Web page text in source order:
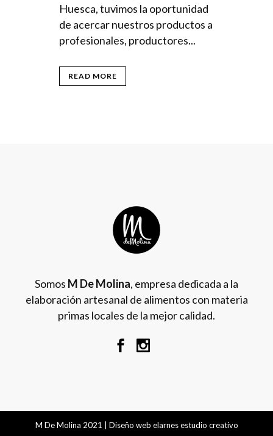
Huesca, tuvimos la oportunidad
de acercar nuestros productos a
profesionales, productores...
READ MORE
Somos M De Molina, empresa dedicada a la
elaboración artesanal de alimentos con materia
primas locales de la mejor calidad.
M De Molina 2021 | Diseño web elarnes estudio creativo